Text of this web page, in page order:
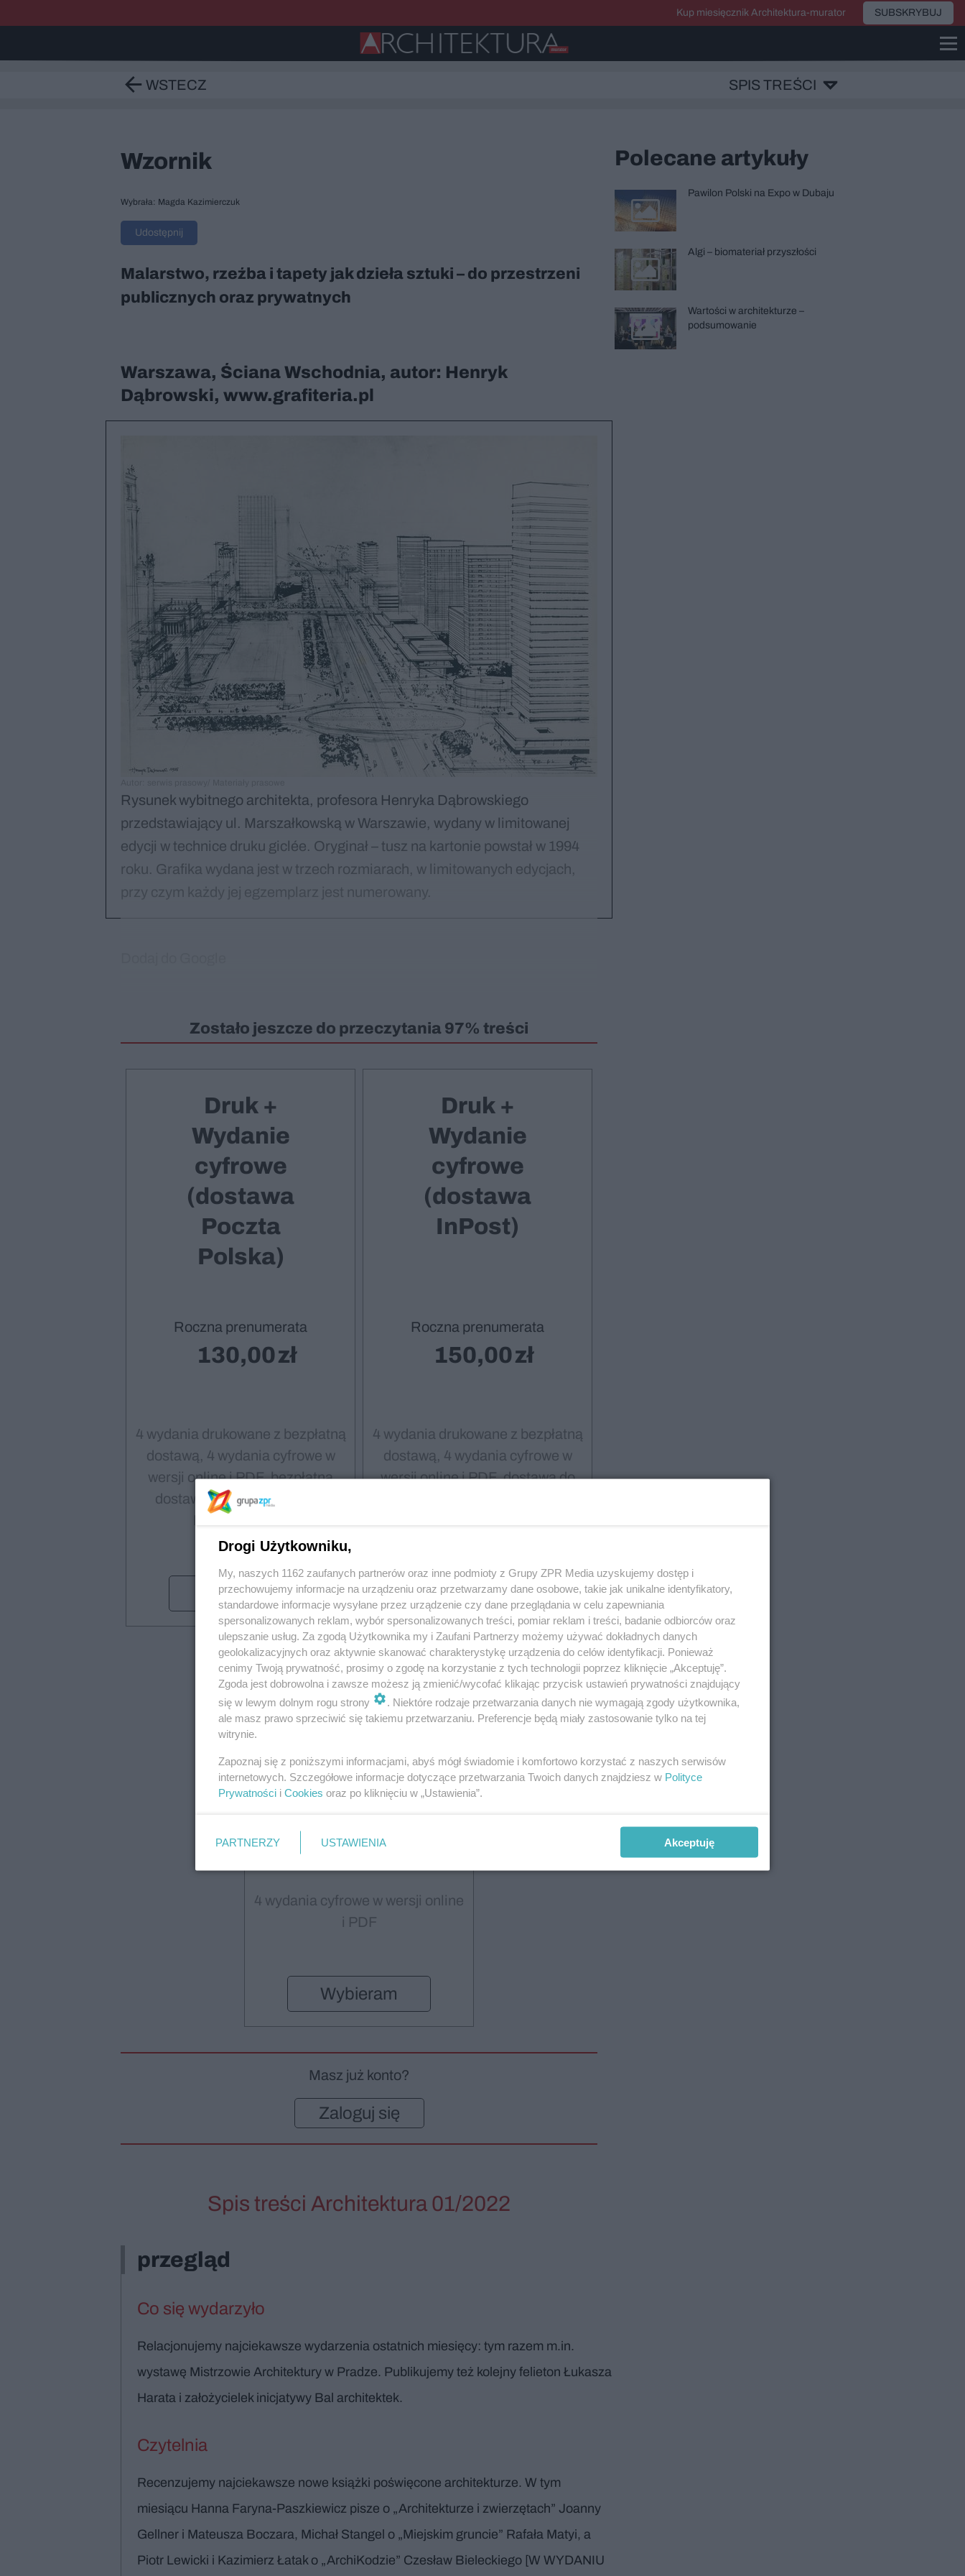
Kup miesięcznik Architektura-murator SUBSKRYBUJ
WSTECZ SPIS TREŚCI
Wzornik
Wybrała: Magda Kazimierczuk
Udostępnij
Malarstwo, rzeźba i tapety jak dzieła sztuki – do przestrzeni
publicznych oraz prywatnych
Warszawa, Ściana Wschodnia, autor: Henryk
Dąbrowski, www.grafiteria.pl
Rysunek wybitnego architekta, profesora Henryka Dąbrowskiego
przedstawiający ul. Marszałkowską w Warszawie, wydany w limitowanej
edycji w technice druku giclée. Oryginał – tusz na kartonie powstał w 1994
roku. Grafika wydana jest w trzech rozmiarach, w limitowanych edycjach,
przy czym każdy jej egzemplarz jest numerowany.
Zostało jeszcze do przeczytania 97% treści
Druk +
Wydanie
cyfrowe
(dostawa
Poczta
Polska)
Roczna prenumerata
130,00
4 wydania drukowane z bezpłatną
dostawą, 4 wydania cyfrowe w
wersji online i PDF, bezpłatna
dostawa za pośrednictwem
Wybieram
Druk +
Wydanie
cyfrowe
(dostawa
InPost)
Roczna prenumerata
150,00
4 wydania drukowane z bezpłatną
dostawą, 4 wydania cyfrowe w
wersji online i PDF, dostawa do
Wybieram
Wydanie
cyfrowe
Roczna prenumerata
4 wydania cyfrowe w wersji online
i PDF
Wybieram
Masz już konto?
Zaloguj się
Spis treści Architektura 01/2022
przegląd
Co się wydarzyło
Relacjonujemy najciekawsze wydarzenia ostatnich miesięcy: tym razem m.in.
wystawę Mistrzowie Architektury w Pradze. Publikujemy też kolejny felieton Łukasza
Harata i założycielek inicjatywy Bal architektek.
Czytelnia
Recenzujemy najciekawsze nowe książki poświęcone architekturze. W tym
miesiącu Hanna Faryna-Paszkiewicz pisze o „Architekturze i zwierzętach” Joanny
Gellner i Mateusza Boczara, Michał Stangel o „Miejskim gruncie” Rafała Matyi, a
Piotr Lewicki i Kazimierz Łatak o „ArchiKodzie” Czesław Bieleckiego [W WYDANIU
Polecane artykuły
Pawilon Polski na Expo w Dubaju
Algi – biomateriał przyszłości
Wartości w architekturze –
podsumowanie
Drogi Użytkowniku,
My, naszych 1162 zaufanych partnerów oraz inne podmioty z Grupy ZPR Media uzyskujemy dostęp i
przechowujemy informacje na urządzeniu oraz przetwarzamy dane osobowe, takie jak unikalne identyfikatory,
standardowe informacje wysyłane przez urządzenie czy dane przeglądania w celu zapewniania
spersonalizowanych reklam, wybór spersonalizowanych treści, pomiar reklam i treści, badanie odbiorców oraz
ulepszanie usług. Za zgodą Użytkownika my i Zaufani Partnerzy możemy używać dokładnych danych
geolokalizacyjnych oraz aktywnie skanować charakterystykę urządzenia do celów identyfikacji. Ponieważ
cenimy Twoją prywatność, prosimy o zgodę na korzystanie z tych technologii poprzez kliknięcie „Akceptuję”.
Zgoda jest dobrowolna i zawsze możesz ją zmienić/wycofać klikając przycisk ustawień prywatności znajdujący
się w lewym dolnym rogu strony
. Niektóre rodzaje przetwarzania danych nie wymagają zgody użytkownika,
ale masz prawo sprzeciwić się takiemu przetwarzaniu. Preferencje będą miały zastosowanie tylko na tej
witrynie.
Zapoznaj się z poniższymi informacjami, abyś mógł świadomie i komfortowo korzystać z naszych serwisów
internetowych. Szczegółowe informacje dotyczące przetwarzania Twoich danych znajdziesz w Polityce
Prywatności i Cookies oraz po kliknięciu w „Ustawienia”.
PARTNERZY USTAWIENIA Akceptuję